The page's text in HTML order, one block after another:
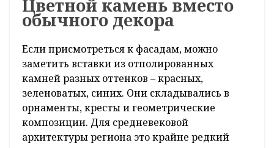
службы пение усиливалось естественным
образом, без каких-либо современных
Для XII века такое решение выглядело по-
настоящему передовым. Архитекторы
отмечают, что здесь голосники
использовались не только функционально,
но и декоративно: часть элементов была
заметна в интерьере и становилась частью